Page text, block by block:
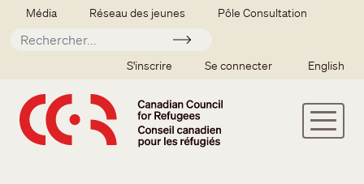
Aller au contenu principal
Secondary menu
Média Réseau des jeunes Pôle Consultation
Soumettre
SSO user menu
S'inscrire Se connecter English